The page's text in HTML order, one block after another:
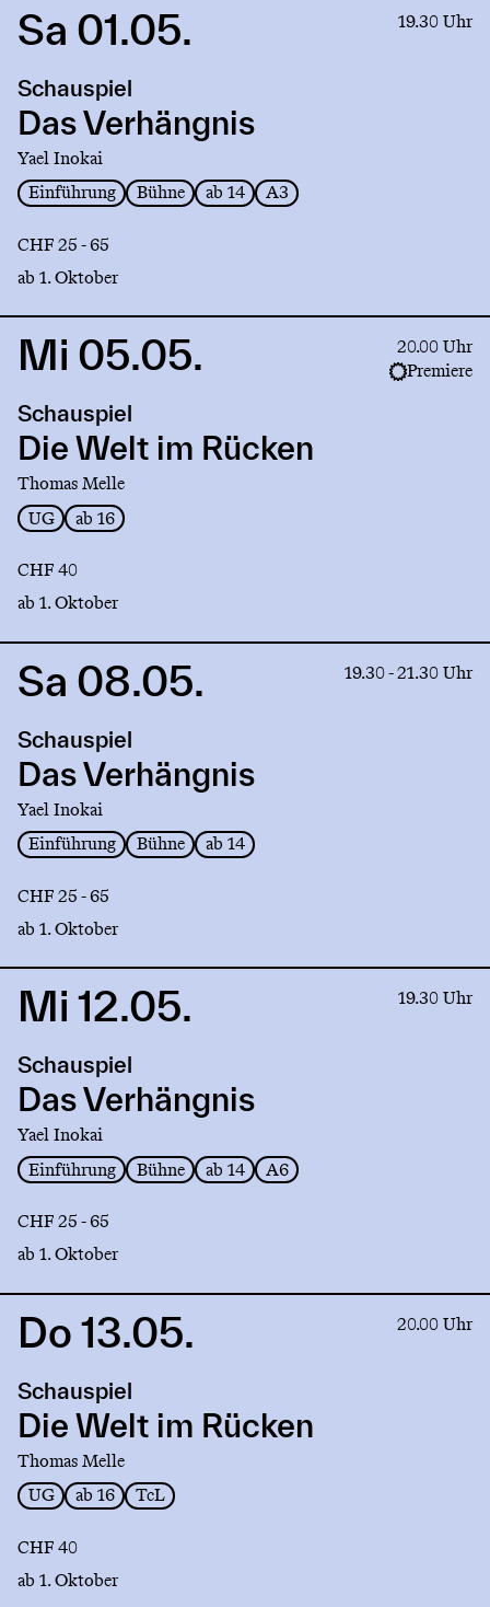
Link
Das
Verhängnis
Sa 01.05. 19.30 Uhr
Schauspiel
Das Verhängnis
Yael Inokai
Einführung
Bühne ab 14 A3
CHF 25 - 65
ab 1. Oktober
Link
Die
Welt
Rücken
Mi 05.05.
20.00 Uhr
Premiere
Schauspiel
Die Welt im Rücken
Thomas Melle
UG
ab 16
CHF 40
ab 1. Oktober
Link
Das
Verhängnis
Sa 08.05. 19.30 - 21.30 Uhr
Schauspiel
Das Verhängnis
Yael Inokai
Einführung
Bühne ab 14
CHF 25 - 65
ab 1. Oktober
Link
Das
Verhängnis
Mi 12.05. 19.30 Uhr
Schauspiel
Das Verhängnis
Yael Inokai
Einführung
Bühne ab 14 A6
CHF 25 - 65
ab 1. Oktober
Link
Die
Welt
Rücken
Do 13.05. 20.00 Uhr
Schauspiel
Die Welt im Rücken
Thomas Melle
UG
ab 16 TcL
CHF 40
ab 1. Oktober